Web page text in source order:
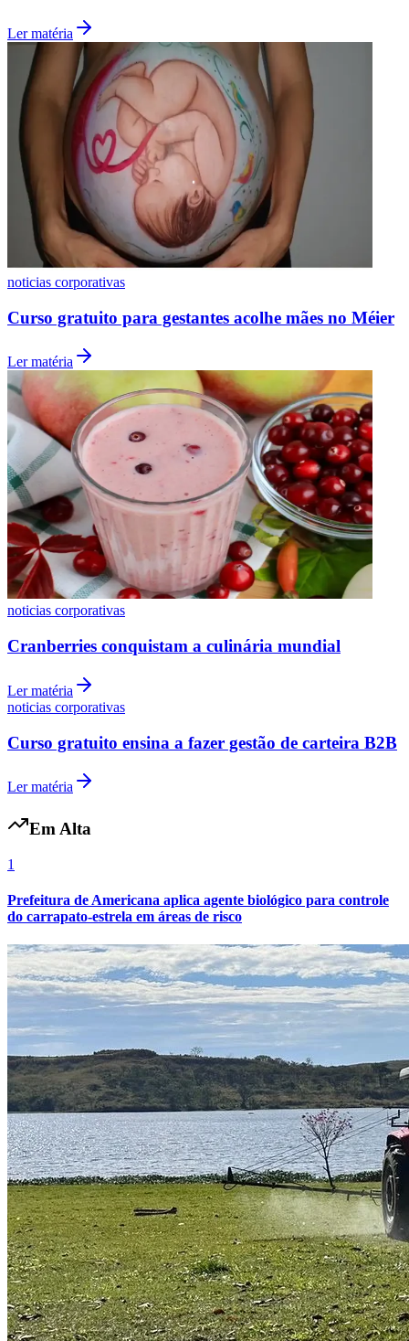
Ler matéria
noticias corporativas
Curso gratuito para gestantes acolhe mães no Méier
Ler matéria
noticias corporativas
Cranberries conquistam a culinária mundial
Ler matéria
noticias corporativas
Curso gratuito ensina a fazer gestão de carteira B2B
Ler matéria
Em Alta
1
Prefeitura de Americana aplica agente biológico para controle
do carrapato-estrela em áreas de risco